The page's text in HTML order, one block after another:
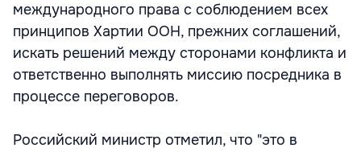
международного права с соблюдением всех
принципов Хартии ООН, прежних соглашений,
искать решений между сторонами конфликта и
ответственно выполнять миссию посредника в
процессе переговоров.
Российский министр отметил, что "это в